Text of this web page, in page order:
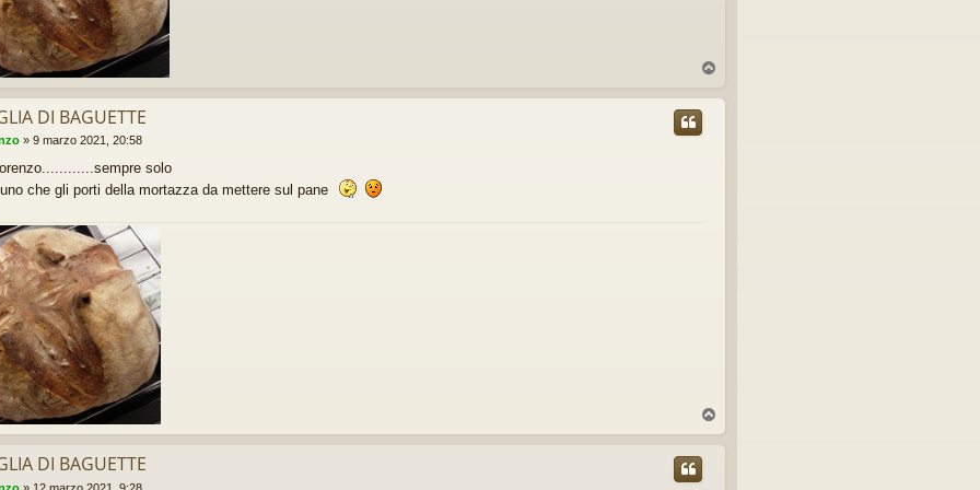
p
DI BAGUETTE
» 9 marzo 2021, 20:58
solo
che gli porti della mortazza da mettere sul pane
o
p
DI BAGUETTE